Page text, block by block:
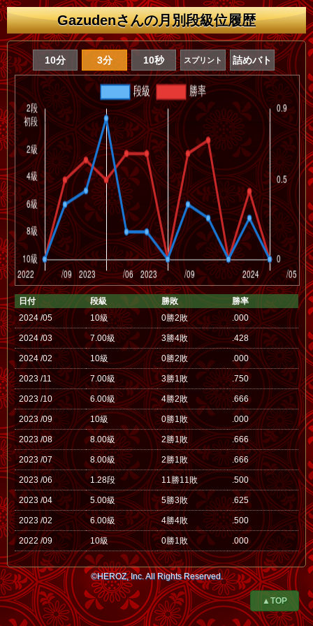
Gazudenさんの月別段級位履歴
10分 3分 10秒 スプリント 詰めバト
日付 段級 勝敗
勝率
2024 /05
10級 0勝2敗 .000
2024 /03 7.00級 3勝4敗 .428
2024 /02 10級 0勝2敗 .000
2023 /11 7.00級 3勝1敗 .750
2023 /10 6.00級 4勝2敗 .666
2023 /09 10級 0勝1敗 .000
2023 /08 8.00級 2勝1敗 .666
2023 /07 8.00級 2勝1敗 .666
2023 /06 1.28段 11勝11敗 .500
2023 /04 5.00級 5勝3敗 .625
2023 /02 6.00級 4勝4敗 .500
2022 /09 10級 0勝1敗 .000
©HEROZ, Inc. All Rights Reserved.
▲TOP